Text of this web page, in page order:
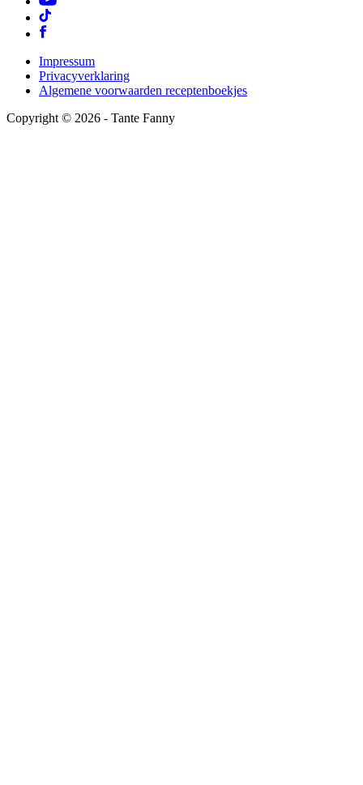
Impressum
Privacyverklaring
Algemene voorwaarden receptenboekjes
Copyright © 2026 - Tante Fanny